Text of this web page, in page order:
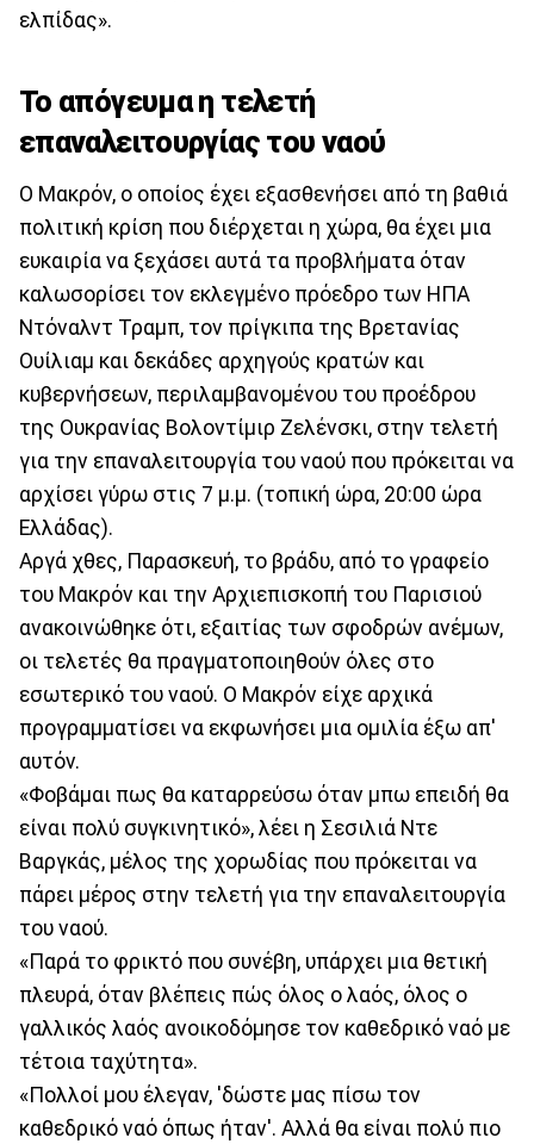
ελπίδας».
Το απόγευμα η τελετή
επαναλειτουργίας του ναού
Ο Μακρόν, ο οποίος έχει εξασθενήσει από τη βαθιά
πολιτική κρίση που διέρχεται η χώρα, θα έχει μια
ευκαιρία να ξεχάσει αυτά τα προβλήματα όταν
καλωσορίσει τον εκλεγμένο πρόεδρο των ΗΠΑ
Ντόναλντ Τραμπ, τον πρίγκιπα της Βρετανίας
Ουίλιαμ και δεκάδες αρχηγούς κρατών και
κυβερνήσεων, περιλαμβανομένου του προέδρου
της Ουκρανίας Βολοντίμιρ Ζελένσκι, στην τελετή
για την επαναλειτουργία του ναού που πρόκειται να
αρχίσει γύρω στις 7 μ.μ. (τοπική ώρα, 20:00 ώρα
Ελλάδας).
Αργά χθες, Παρασκευή, το βράδυ, από το γραφείο
του Μακρόν και την Αρχιεπισκοπή του Παρισιού
ανακοινώθηκε ότι, εξαιτίας των σφοδρών ανέμων,
οι τελετές θα πραγματοποιηθούν όλες στο
εσωτερικό του ναού. Ο Μακρόν είχε αρχικά
προγραμματίσει να εκφωνήσει μια ομιλία έξω απ'
αυτόν.
«Φοβάμαι πως θα καταρρεύσω όταν μπω επειδή θα
είναι πολύ συγκινητικό», λέει η Σεσιλιά Ντε
Βαργκάς, μέλος της χορωδίας που πρόκειται να
πάρει μέρος στην τελετή για την επαναλειτουργία
του ναού.
«Παρά το φρικτό που συνέβη, υπάρχει μια θετική
πλευρά, όταν βλέπεις πώς όλος ο λαός, όλος ο
γαλλικός λαός ανοικοδόμησε τον καθεδρικό ναό με
τέτοια ταχύτητα».
«Πολλοί μου έλεγαν, 'δώστε μας πίσω τον
καθεδρικό ναό όπως ήταν'. Αλλά θα είναι πολύ πιο